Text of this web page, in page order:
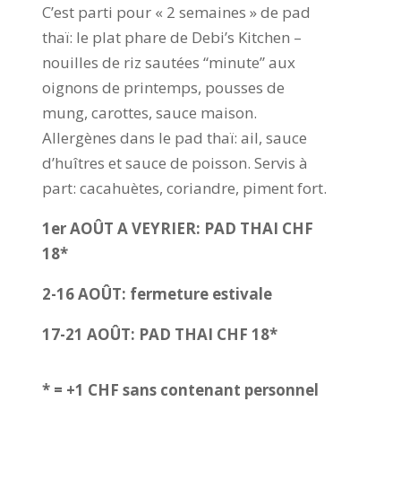
C’est parti pour « 2 semaines » de pad
thaï: le plat phare de Debi’s Kitchen –
nouilles de riz sautées “minute” aux
oignons de printemps, pousses de
mung, carottes, sauce maison.
Allergènes dans le pad thaï: ail, sauce
d’huîtres et sauce de poisson. Servis à
part: cacahuètes, coriandre, piment fort.
1er AOÛT A VEYRIER: PAD THAI CHF
18*
2-16 AOÛT: fermeture estivale
17-21 AOÛT: PAD THAI CHF 18*
* = +1 CHF sans contenant personnel